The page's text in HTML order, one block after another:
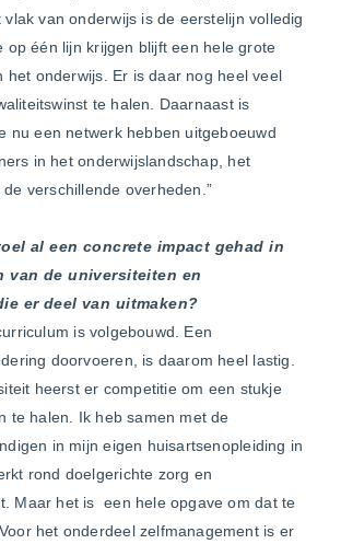
vlak van onderwijs is de eerstelijn volledig
op één lijn krijgen blijft een hele grote
het onderwijs. Er is daar nog heel veel
te halen. Daarnaast is
nu een netwerk hebben uitgeboeuwd
in het onderwijslandschap, het
verschillende overheden.”
al een concrete impact gehad in
van de universiteiten en
er deel van uitmaken?
is volgebouwd. Een
doorvoeren, is daarom heel lastig.
heerst er competitie om een stukje
te halen. Ik heb samen met de
in mijn eigen huisartsenopleiding in
rond doelgerichte zorg en
Maar het is een hele opgave om dat te
het onderdeel zelfmanagement is er